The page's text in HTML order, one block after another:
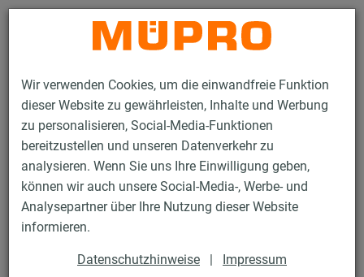
Wir verwenden Cookies, um die einwandfreie Funktion
dieser Website zu gewährleisten, Inhalte und Werbung
zu personalisieren, Social-Media-Funktionen
bereitzustellen und unseren Datenverkehr zu
analysieren. Wenn Sie uns Ihre Einwilligung geben,
können wir auch unsere Social-Media-, Werbe- und
Analysepartner über Ihre Nutzung dieser Website
informieren.
Datenschutzhinweise | Impressum
Kontakt
Produkte
Dicht- und Schutzstoffe
Klebebänder, Dichtstoffe und Kleber
Gewebeband